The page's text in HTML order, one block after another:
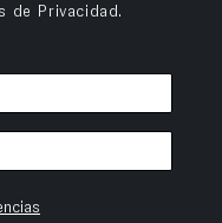
de Privacidad.
compra tus anteojos en OPV